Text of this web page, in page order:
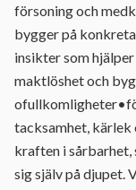
försoning och
bygger på
insikter som
maktlöshet och
tacksamhet, kärlek
kraften i
sig själv på djupet.